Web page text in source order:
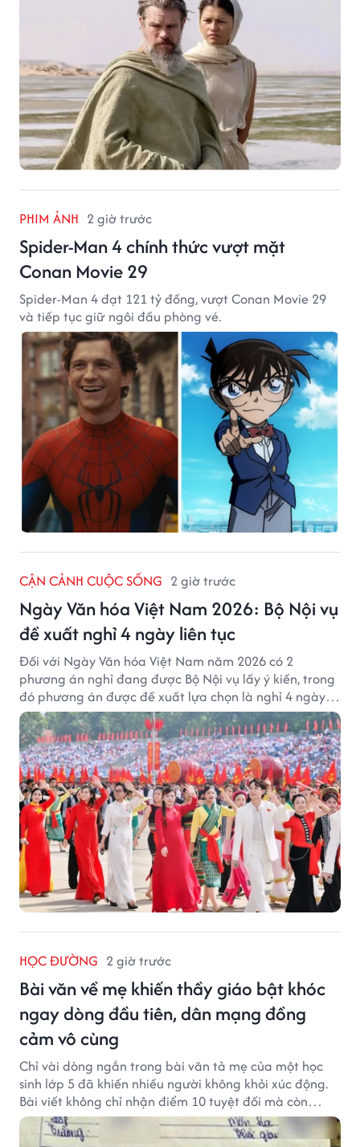
PHIM ẢNH 2 giờ trước
Spider-Man 4 chính thức vượt mặt
Conan Movie 29
Spider-Man 4 đạt 121 tỷ đồng, vượt Conan Movie 29
và tiếp tục giữ ngôi đầu phòng vé.
CẬN CẢNH CUỘC SỐNG 2 giờ trước
Ngày Văn hóa Việt Nam 2026: Bộ Nội vụ
đề xuất nghỉ 4 ngày liên tục
Đối với Ngày Văn hóa Việt Nam năm 2026 có 2
phương án nghỉ đang được Bộ Nội vụ lấy ý kiến, trong
đó phương án được đề xuất lựa chọn là nghỉ 4 ngày
liên tục từ 21/11 đến 24/11, đồng thời hoán đổi 1 ngày
làm việc sang thứ Bảy (28/11).
HỌC ĐƯỜNG 2 giờ trước
Bài văn về mẹ khiến thầy giáo bật khóc
ngay dòng đầu tiên, dân mạng đồng
cảm vô cùng
Chỉ vài dòng ngắn trong bài văn tả mẹ của một học
sinh lớp 5 đã khiến nhiều người không khỏi xúc động.
Bài viết không chỉ nhận điểm 10 tuyệt đối mà còn
khiến thầy giáo nghẹn ngào viết lời phê: "Thầy đã
khóc khi đọc xong dòng đầu tiên."